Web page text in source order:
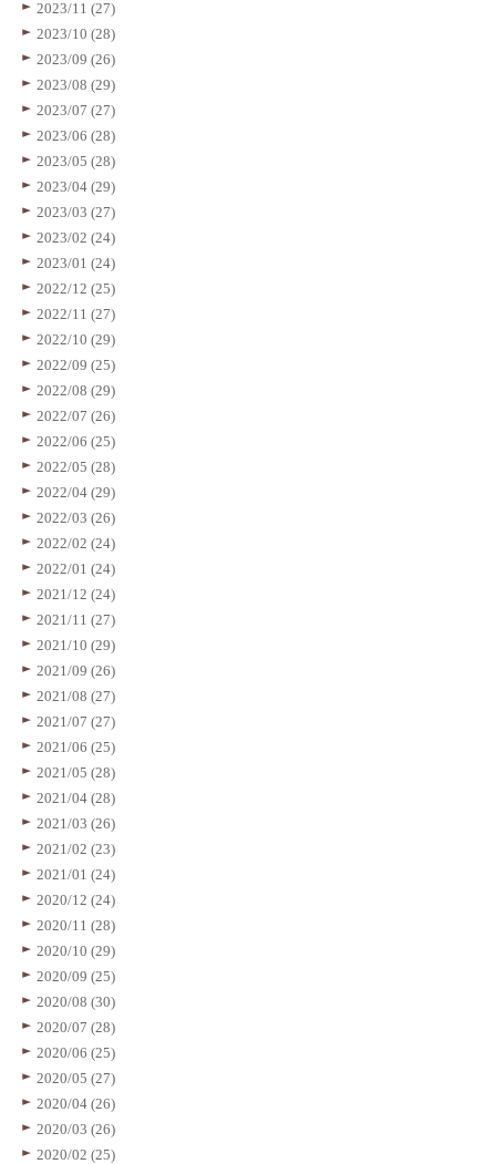
2023/11 (27)
2023/10 (28)
2023/09 (26)
2023/08 (29)
2023/07 (27)
2023/06 (28)
2023/05 (28)
2023/04 (29)
2023/03 (27)
2023/02 (24)
2023/01 (24)
2022/12 (25)
2022/11 (27)
2022/10 (29)
2022/09 (25)
2022/08 (29)
2022/07 (26)
2022/06 (25)
2022/05 (28)
2022/04 (29)
2022/03 (26)
2022/02 (24)
2022/01 (24)
2021/12 (24)
2021/11 (27)
2021/10 (29)
2021/09 (26)
2021/08 (27)
2021/07 (27)
2021/06 (25)
2021/05 (28)
2021/04 (28)
2021/03 (26)
2021/02 (23)
2021/01 (24)
2020/12 (24)
2020/11 (28)
2020/10 (29)
2020/09 (25)
2020/08 (30)
2020/07 (28)
2020/06 (25)
2020/05 (27)
2020/04 (26)
2020/03 (26)
2020/02 (25)